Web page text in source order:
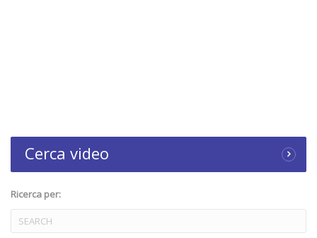
Cerca video
Ricerca per: